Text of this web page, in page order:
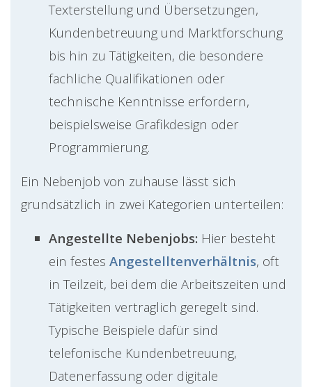
Texterstellung und Übersetzungen,
Kundenbetreuung und Marktforschung
bis hin zu Tätigkeiten, die besondere
fachliche Qualifikationen oder
technische Kenntnisse erfordern,
beispielsweise Grafikdesign oder
Programmierung.
Ein Nebenjob von zuhause lässt sich
grundsätzlich in zwei Kategorien unterteilen:
Angestellte Nebenjobs: Hier besteht
ein festes Angestelltenverhältnis, oft
in Teilzeit, bei dem die Arbeitszeiten und
Tätigkeiten vertraglich geregelt sind.
Typische Beispiele dafür sind
telefonische Kundenbetreuung,
Datenerfassung oder digitale